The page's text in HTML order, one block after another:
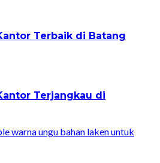
Terbaik di Batang
Terjangkau di